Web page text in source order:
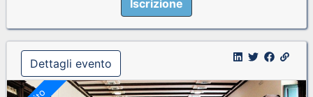
Iscrizione
Dettagli evento